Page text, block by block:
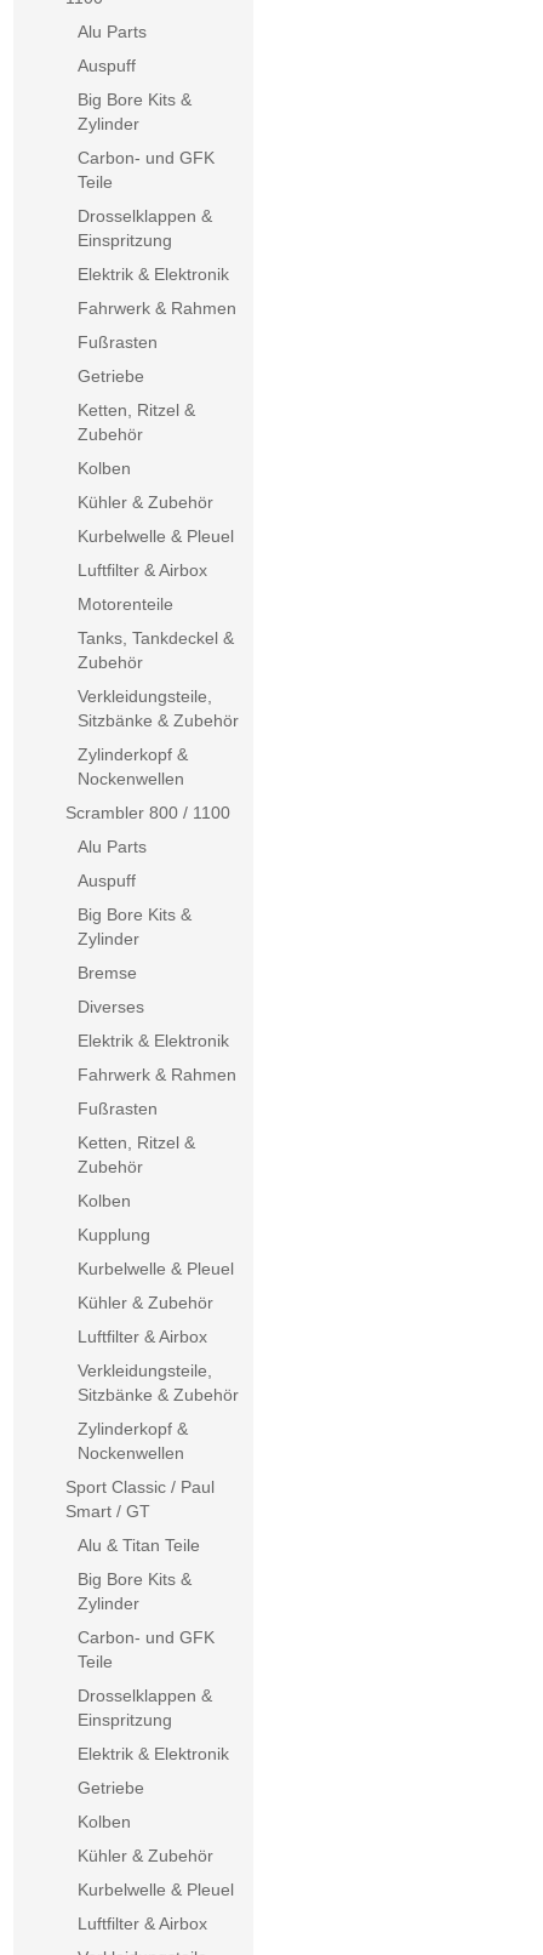
Alu Parts
Auspuff
Big Bore Kits &
Zylinder
Carbon- und GFK
Teile
Drosselklappen &
Einspritzung
Elektrik & Elektronik
Fahrwerk & Rahmen
Fußrasten
Getriebe
Ketten, Ritzel &
Zubehör
Kolben
Kühler & Zubehör
Kurbelwelle & Pleuel
Luftfilter & Airbox
Motorenteile
Tanks, Tankdeckel &
Zubehör
Verkleidungsteile,
Sitzbänke & Zubehör
Zylinderkopf &
Nockenwellen
Scrambler 800 / 1100
Alu Parts
Auspuff
Big Bore Kits &
Zylinder
Bremse
Diverses
Elektrik & Elektronik
Fahrwerk & Rahmen
Fußrasten
Ketten, Ritzel &
Zubehör
Kolben
Kupplung
Kurbelwelle & Pleuel
Kühler & Zubehör
Luftfilter & Airbox
Verkleidungsteile,
Sitzbänke & Zubehör
Zylinderkopf &
Nockenwellen
Sport Classic / Paul
Smart / GT
Alu & Titan Teile
Big Bore Kits &
Zylinder
Carbon- und GFK
Teile
Drosselklappen &
Einspritzung
Elektrik & Elektronik
Getriebe
Kolben
Kühler & Zubehör
Kurbelwelle & Pleuel
Luftfilter & Airbox